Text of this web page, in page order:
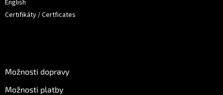
English
Certifikáty / Certficates
Možnosti dopravy
Možnosti platby